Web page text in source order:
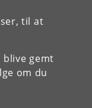
til at
blive gemt
om du